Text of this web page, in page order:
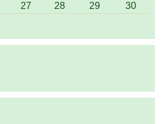
27 28 29
30